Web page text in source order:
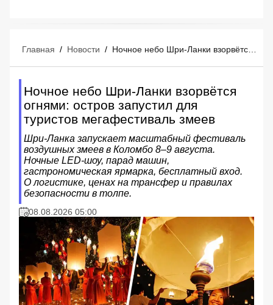
Главная / Новости /
Ночное небо Шри-Ланки взорвётся
огнями: остров запустил для
туристов мегафестиваль змеев
Шри-Ланка запускает масштабный фестиваль
воздушных змеев в Коломбо 8–9 августа.
Ночные LED-шоу, парад машин,
гастрономическая ярмарка, бесплатный вход.
О логистике, ценах на трансфер и правилах
безопасности в толпе.
08.08.2026 05:00